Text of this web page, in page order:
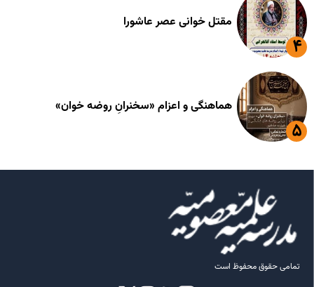
مقتل خوانی عصر عاشورا
هماهنگی و اعزام «سخنرانِ روضه خوان»
تمامی حقوق محفوظ است